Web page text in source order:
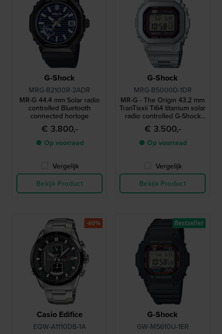
G-Shock
MRG-B2100R-2ADR
MR-G 44.4 mm Solar radio
controlled Bluetooth
connected horloge
€ 3.800,-
● Op voorraad
Vergelijk
Bekijk Product
G-Shock
MRG-B5000D-1DR
MR-G - The Origin 43.2 mm
TranTixxii Ti64 titanium solar
radio controlled G-Shock
met Bluetooth
€ 3.500,-
● Op voorraad
Vergelijk
Bekijk Product
Casio Edifice
EQW-A1110DB-1A
-60%
G-Shock
GW-M5610U-1ER
Bestseller